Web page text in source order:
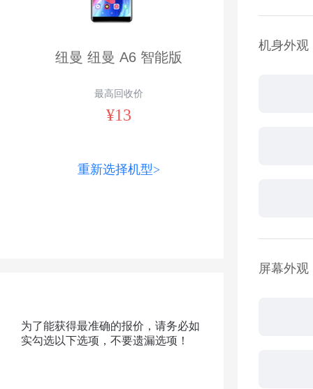
纽曼 纽曼 A6 智能版
最高回收价
¥13
重新选择机型>
为了能获得最准确的报价，请务必如
实勾选以下选项，不要遗漏选项！
机身外观
屏幕外观